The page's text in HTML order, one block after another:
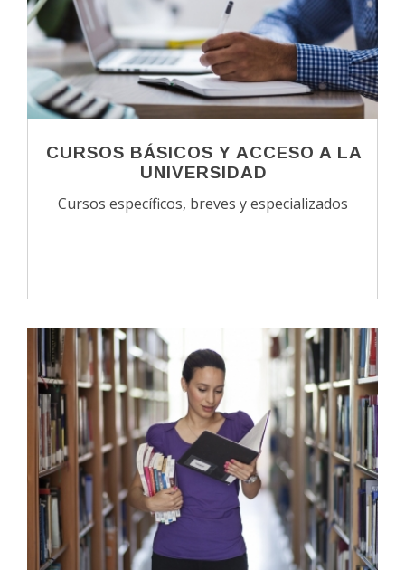
CURSOS BÁSICOS Y ACCESO A LA
UNIVERSIDAD
Cursos específicos, breves y especializados